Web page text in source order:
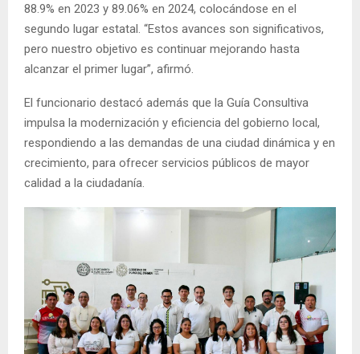
88.9% en 2023 y 89.06% en 2024, colocándose en el
segundo lugar estatal. “Estos avances son significativos,
pero nuestro objetivo es continuar mejorando hasta
alcanzar el primer lugar”, afirmó.
El funcionario destacó además que la Guía Consultiva
impulsa la modernización y eficiencia del gobierno local,
respondiendo a las demandas de una ciudad dinámica y en
crecimiento, para ofrecer servicios públicos de mayor
calidad a la ciudadanía.